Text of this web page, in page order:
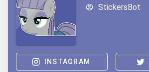
StickersBot
INSTAGRAM